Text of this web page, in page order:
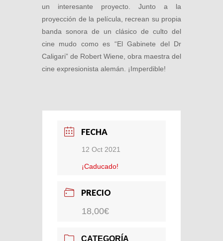
un interesante proyecto. Junto a la
proyección de la película, recrean su propia
banda sonora de un clásico de culto del
cine mudo como es “El Gabinete del Dr
Caligari” de Robert Wiene, obra maestra del
cine expresionista alemán. ¡Imperdible!
FECHA
12 Oct 2021
¡Caducado!
PRECIO
18,00€
CATEGORÍA